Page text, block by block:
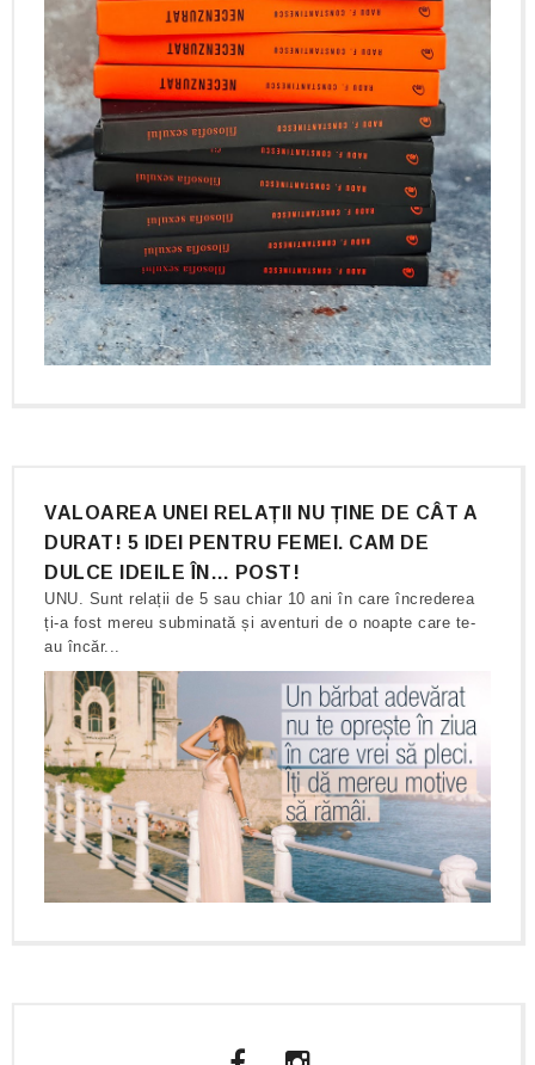
VALOAREA UNEI RELAȚII NU ȚINE DE CÂT A
DURAT! 5 IDEI PENTRU FEMEI. CAM DE
DULCE IDEILE ÎN… POST!
UNU. Sunt relații de 5 sau chiar 10 ani în care încrederea
ți-a fost mereu subminată și aventuri de o noapte care te-
au încăr...